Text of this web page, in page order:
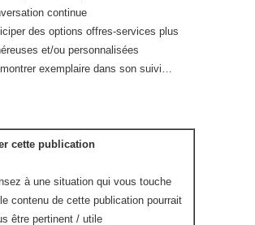
continue
des options offres-services plus
et/ou personnalisées
exemplaire dans son suivi…
cette publication
à une situation qui vous touche
contenu de cette publication pourrait
être pertinent / utile